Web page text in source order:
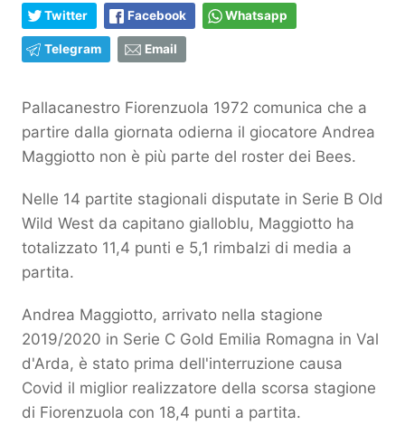
Twitter Facebook Whatsapp
Telegram Email
Pallacanestro Fiorenzuola 1972 comunica che a
partire dalla giornata odierna il giocatore Andrea
Maggiotto non è più parte del roster dei Bees.
Nelle 14 partite stagionali disputate in Serie B Old
Wild West da capitano gialloblu, Maggiotto ha
totalizzato 11,4 punti e 5,1 rimbalzi di media a
partita.
Andrea Maggiotto, arrivato nella stagione
2019/2020 in Serie C Gold Emilia Romagna in Val
d'Arda, è stato prima dell'interruzione causa
Covid il miglior realizzatore della scorsa stagione
di Fiorenzuola con 18,4 punti a partita.